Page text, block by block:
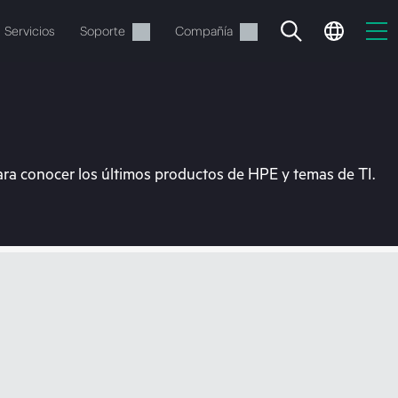
Servicios Soporte Compañía
conocer los últimos productos de HPE y temas de TI.